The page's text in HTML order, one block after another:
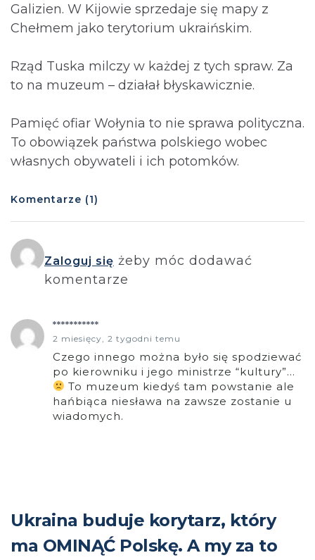
Galizien. W Kijowie sprzedaje się mapy z
Chełmem jako terytorium ukraińskim.
Rząd Tuska milczy w każdej z tych spraw. Za
to na muzeum – działał błyskawicznie.
Pamięć ofiar Wołynia to nie sprawa polityczna.
To obowiązek państwa polskiego wobec
własnych obywateli i ich potomków.⁩
Komentarze (1)
Zaloguj się żeby móc dodawać
komentarze
***********
2 miesięcy, 2 tygodni temu
Czego innego można było się spodziewać
po kierowniku i jego ministrze “kultury”…
To muzeum kiedyś tam powstanie ale
hańbiąca niesława na zawsze zostanie u
wiadomych.
Ukraina buduje korytarz, który
ma OMINĄĆ Polskę. A my za to